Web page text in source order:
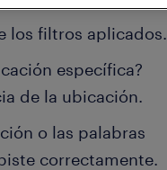
los filtros aplicados.
específica?
de la ubicación.
o las palabras
correctamente.